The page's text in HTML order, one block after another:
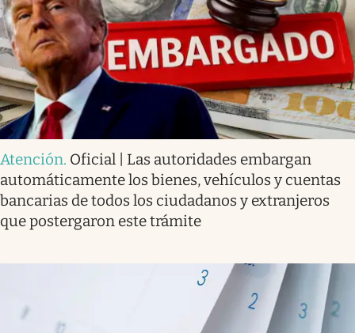
Atención. Oficial | Las autoridades embargan
automáticamente los bienes, vehículos y cuentas
bancarias de todos los ciudadanos y extranjeros
que postergaron este trámite